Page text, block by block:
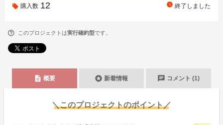
購入数 12 watch_later 終了しました
このプロジェクトは実行確約型です。
description 概要 stars 新着情報 chat コメント (1)
＼このプロジェクトのポイント／